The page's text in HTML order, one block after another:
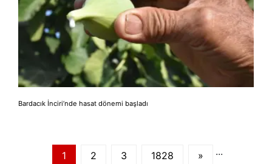
Bardacık İnciri’nde hasat dönemi başladı
1 2 3 ...
1828 »